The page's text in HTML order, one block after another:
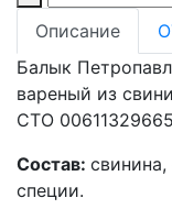
Описание
Балык
вареный из
СТО
Состав:
специи.